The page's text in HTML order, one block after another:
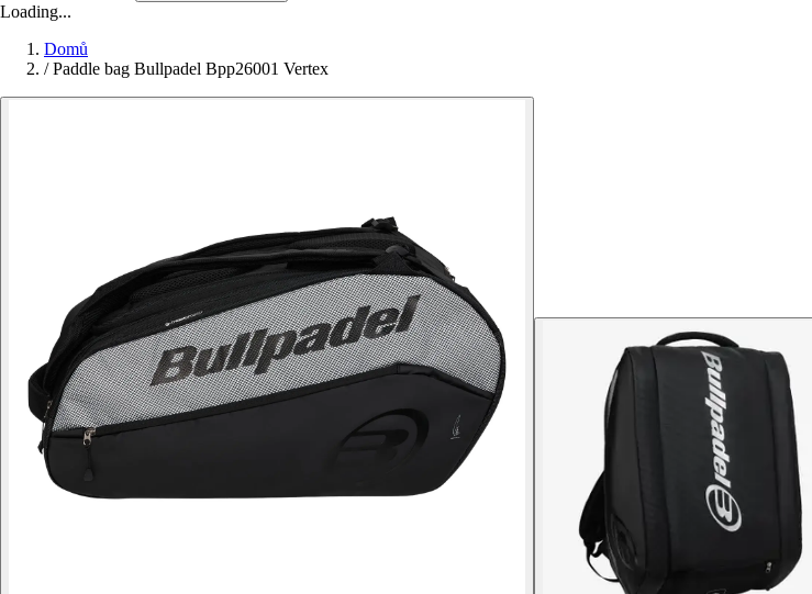
Loading...
Domů
/ Paddle bag Bullpadel Bpp26001 Vertex